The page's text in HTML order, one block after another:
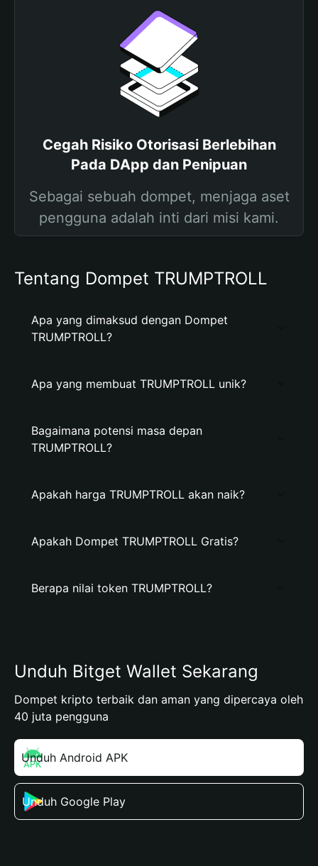
Cegah Risiko Otorisasi Berlebihan
Pada DApp dan Penipuan
Sebagai sebuah dompet, menjaga aset
pengguna adalah inti dari misi kami.
Tentang Dompet TRUMPTROLL
Apa yang dimaksud dengan Dompet
TRUMPTROLL?
Apa yang membuat TRUMPTROLL unik?
Bagaimana potensi masa depan
TRUMPTROLL?
Apakah harga TRUMPTROLL akan naik?
Apakah Dompet TRUMPTROLL Gratis?
Berapa nilai token TRUMPTROLL?
Unduh Bitget Wallet Sekarang
Dompet kripto terbaik dan aman yang dipercaya oleh
40 juta pengguna
Unduh Android APK
Unduh Google Play